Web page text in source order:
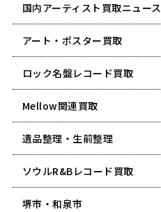
国内アーティスト買取ニュース
アート・ポスター買取
ロック名盤レコード買取
Mellow関連買取
遺品整理・生前整理
ソウルR&Bレコード買取
堺市・和泉市